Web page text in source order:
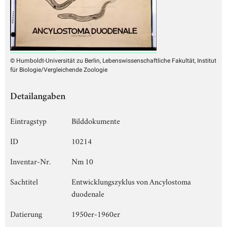
© Humboldt-Universität zu Berlin, Lebenswissenschaftliche Fakultät, Institut
für Biologie/Vergleichende Zoologie
Detailangaben
Eintragstyp
Bilddokumente
ID
10214
Inventar-Nr.
Nm 10
Sachtitel
Entwicklungszyklus von Ancylostoma
duodenale
Datierung
1950er-1960er